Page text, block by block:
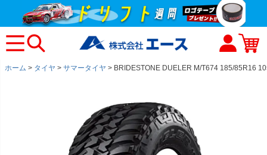
ホーム タイヤ サマータイヤ BRIDESTONE DUELER M/T674 185/85R16